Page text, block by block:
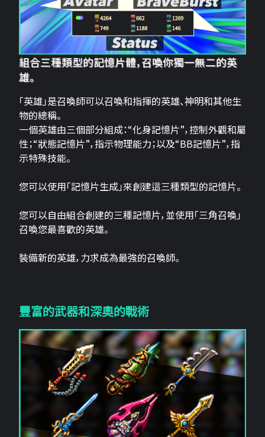
組合三種類型的記憶片體，召喚你獨一無二的英
雄。
「英雄」是召喚師可以召喚和指揮的英雄、神明和其他生
物的總稱。
一個英雄由三個部分組成：“化身記憶片”，控制外觀和屬
性；“狀態記憶片”，指示物理能力；以及“BB記憶片”，指
示特殊技能。
您可以使用「記憶片生成」來創建這三​​種類型的記憶片。
您可以自由組合創建的三種記憶片，並使用「三角召喚」
召喚您最喜歡的英雄。
裝備新的英雄，力求成為最強的召喚師。
豐富的武器和深奧的戰術